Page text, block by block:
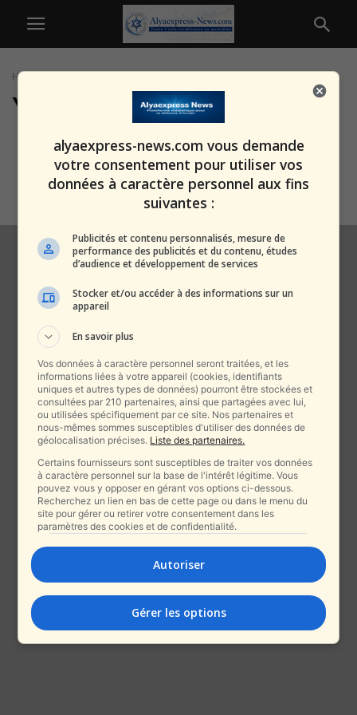
Home
Yaël Sabrigo
Israël suspend les combats à
Gaza dix heures par jour :...
alxprss_sab 27 juillet 2025
alyaexpress-news.com vous demande
votre consentement pour utiliser vos
données à caractère personnel aux fins
suivantes :
Publicités et contenu personnalisés, mesure de
performance des publicités et du contenu, études
d’audience et développement de services
Stocker et/ou accéder à des informations sur un
appareil
En savoir plus
Vos données à caractère personnel seront traitées, et les
informations liées à votre appareil (cookies, identifiants
uniques et autres types de données) pourront être stockées et
consultées par 210 partenaires, ainsi que partagées avec lui,
ou utilisées spécifiquement par ce site. Nos partenaires et
nous-mêmes sommes susceptibles d'utiliser des données de
géolocalisation précises. Liste des partenaires.
Certains fournisseurs sont susceptibles de traiter vos données
à caractère personnel sur la base de l'intérêt légitime. Vous
pouvez vous y opposer en gérant vos options ci-dessous.
Recherchez un lien en bas de cette page ou dans le menu du
site pour gérer ou retirer votre consentement dans les
paramètres des cookies et de confidentialité.
Autoriser
Gérer les options